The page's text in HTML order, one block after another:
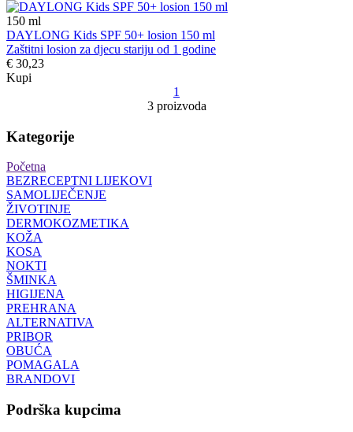
150 ml
DAYLONG Kids SPF 50+ losion 150 ml
Zaštitni losion za djecu stariju od 1 godine
€ 30,23
Kupi
1
3 proizvoda
Kategorije
Početna
BEZRECEPTNI LIJEKOVI
SAMOLIJEČENJE
ŽIVOTINJE
DERMOKOZMETIKA
KOŽA
KOSA
NOKTI
ŠMINKA
HIGIJENA
PREHRANA
ALTERNATIVA
PRIBOR
OBUĆA
POMAGALA
BRANDOVI
Podrška kupcima